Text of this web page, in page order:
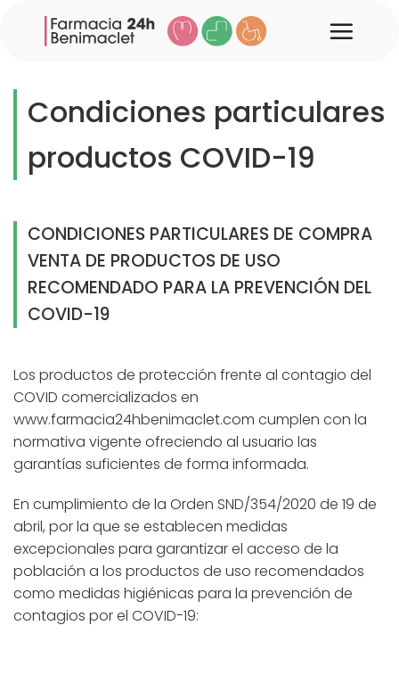
Condiciones particulares
productos COVID-19
CONDICIONES PARTICULARES DE COMPRA
VENTA DE PRODUCTOS DE USO
RECOMENDADO PARA LA PREVENCIÓN DEL
COVID-19
Los productos de protección frente al contagio del
COVID comercializados en
www.farmacia24hbenimaclet.com cumplen con la
normativa vigente ofreciendo al usuario las
garantías suficientes de forma informada.
En cumplimiento de la Orden SND/354/2020 de 19 de
abril, por la que se establecen medidas
excepcionales para garantizar el acceso de la
población a los productos de uso recomendados
como medidas higiénicas para la prevención de
contagios por el COVID-19: